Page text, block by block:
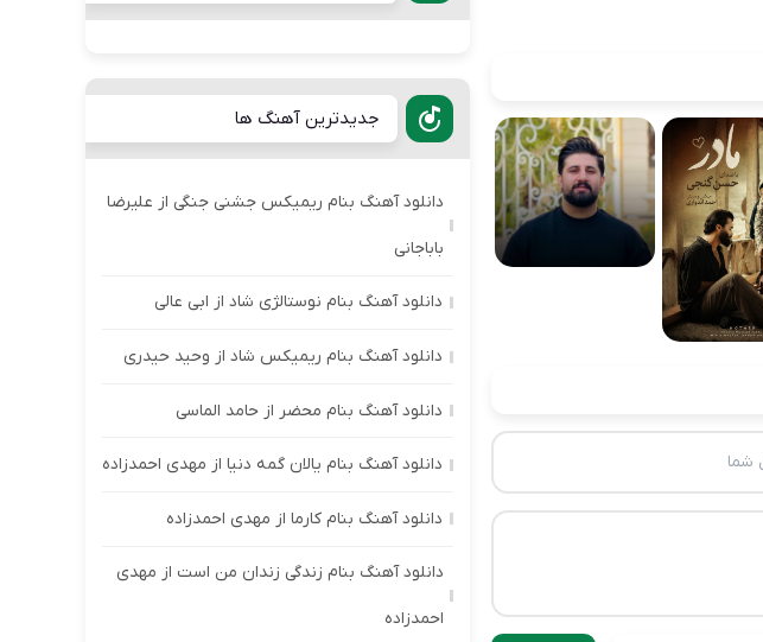
جدیدترین آهنگ ها
دانلود آهنگ بنام ریمیکس جشنی جنگی از علیرضا
باباجانی
دانلود آهنگ بنام نوستالژی شاد از ابی عالی
دانلود آهنگ بنام ریمیکس شاد از وحید حیدری
دانلود آهنگ بنام محضر از حامد الماسی
دانلود آهنگ بنام یالان گمه دنیا از مهدی احمدزاده
دانلود آهنگ بنام کارما از مهدی احمدزاده
دانلود آهنگ بنام زندگی زندان من است از مهدی
احمدزاده